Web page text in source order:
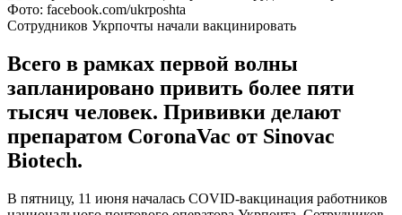
Фото: facebook.com/ukrposhta
Сотрудников Укрпочты начали вакцинировать
Всего в рамках первой волны
запланировано привить более пяти
тысяч человек. Прививки делают
препаратом CoronaVac от Sinovac
Biotech.
В пятницу, 11 июня началась COVID-вакцинация работников